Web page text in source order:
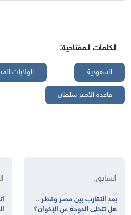
الكلمات المفتاحية:
السعودية الولايات
قاعدة الأمير سلطان
السابق:
بعد التقارب بين مصر وقطر ..
هل تتخلى الدوحة عن الإخوان؟